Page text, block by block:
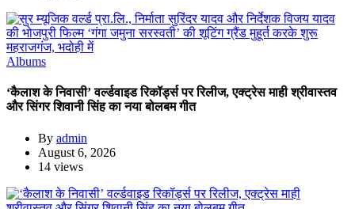
Albums
‘कैलाश के निवासी’ वर्ल्डवाइड रिकॉर्ड्स पर रिलीज, एक्ट्रेस माही श्रीवास्तव
और सिंगर शिवानी सिंह का नया बोलबम गीत
By admin
August 6, 2026
14 views